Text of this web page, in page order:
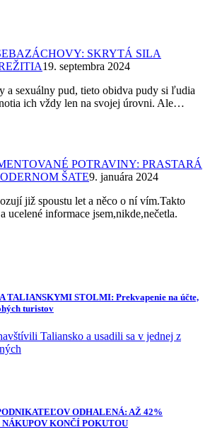
SKRYTÁ SILA
19. septembra 2024
a sexuálny pud, tieto obidva pudy si ľudia
ich vždy len na svojej úrovni. Ale…
POTRAVINY: PRASTARÁ
ŠATE9. januára 2024
již spoustu let a něco o ní vím.Takto
ucelené informace jsem,nikde,nečetla.
TALIANSKYMI STOLMI: Prekvapenie na účte,
turistov
Taliansko a usadili sa v jednej z
ODHALENÁ: AŽ 42%
KONČÍ POKUTOU